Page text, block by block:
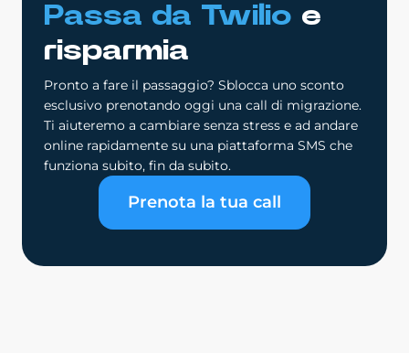
Passa da Twilio e
risparmia
Pronto a fare il passaggio? Sblocca uno sconto
esclusivo prenotando oggi una call di migrazione.
Ti aiuteremo a cambiare senza stress e ad andare
online rapidamente su una piattaforma SMS che
funziona subito, fin da subito.
Prenota la tua call